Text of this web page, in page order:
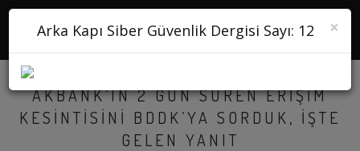
AKBANK’IN 2 GÜN SÜREN ERIŞIM
KESINTISINI BDDK’YA SORDUK, IŞTE
GELEN YANIT
×
Arka Kapı Siber Güvenlik Dergisi Sayı: 12